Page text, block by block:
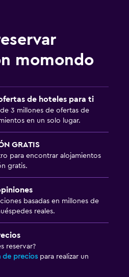
momondo
de hoteles para ti
3 millones de ofertas de
en un solo lugar.
GRATIS
para encontrar alojamientos
gratis.
basadas en millones de
reales.
reservar?
de precios para realizar un